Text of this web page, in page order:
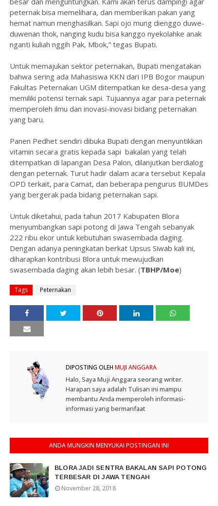
peternak bisa memelihara, dan memberikan pakan yang
hemat namun menghasilkan. Sapi ojo mung dienggo duwe-
duwenan thok, nanging kudu bisa kanggo nyekolahke anak
nganti kuliah nggih Pak, Mbok,” tegas Bupati.
Untuk memajukan sektor peternakan, Bupati mengatakan
bahwa sering ada Mahasiswa KKN dari IPB Bogor maupun
Fakultas Peternakan UGM ditempatkan ke desa-desa yang
memiliki potensi ternak sapi. Tujuannya agar para peternak
memperoleh ilmu dan inovasi-inovasi bidang peternakan
yang baru.
Panen Pedhet sendiri dibuka Bupati dengan menyuntikkan
vitamin secara gratis kepada sapi bakalan yang telah
ditempatkan di lapangan Desa Palon, dilanjutkan berdialog
dengan peternak. Turut hadir dalam acara tersebut Kepala
OPD terkait, para Camat, dan beberapa pengurus BUMDes
yang bergerak pada bidang peternakan sapi.
Untuk diketahui, pada tahun 2017 Kabupaten Blora
menyumbangkan sapi potong di Jawa Tengah sebanyak
222 ribu ekor untuk kebutuhan swasembada daging.
Dengan adanya peningkatan berkat Upsus Siwab kali ini,
diharapkan kontribusi Blora untuk mewujudkan
swasembada daging akan lebih besar. (TBHP/Moe)
Tags Peternakan
DIPOSTING OLEH MUJI ANGGARA
Halo, Saya Muji Anggara seorang writer.
Harapan saya adalah Tulisan ini mampu
membantu Anda memperoleh informasi-
informasi yang bermanfaat
ANDA MUNGKIN MENYUKAI POSTINGAN INI
BLORA JADI SENTRA BAKALAN SAPI POTONG
TERBESAR DI JAWA TENGAH
November 28, 2018